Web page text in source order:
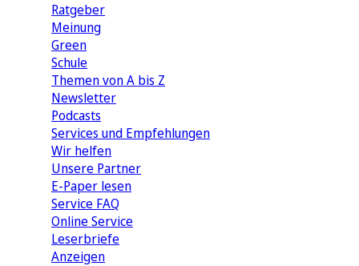
Ratgeber
Meinung
Green
Schule
Themen von A bis Z
Newsletter
Podcasts
Services und Empfehlungen
Wir helfen
Unsere Partner
E-Paper lesen
Service FAQ
Online Service
Leserbriefe
Anzeigen